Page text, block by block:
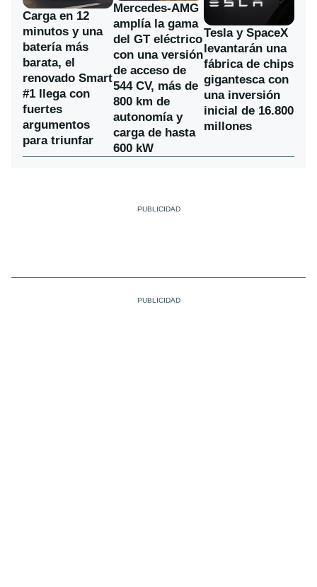
Carga en 12
minutos y una
batería más
barata, el
renovado Smart
#1 llega con
fuertes
argumentos
para triunfar
Mercedes-AMG
amplía la gama
del GT eléctrico
con una versión
de acceso de
544 CV, más de
800 km de
autonomía y
carga de hasta
600 kW
Tesla y SpaceX
levantarán una
fábrica de chips
gigantesca con
una inversión
inicial de 16.800
millones